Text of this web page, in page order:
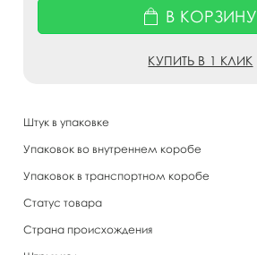
Штук в упаковке
Упаковок во внутреннем коробе
Упаковок в транспортном коробе
Статус товара
Страна происхождения
В КОРЗИНУ
КУПИТЬ В 1 КЛИК